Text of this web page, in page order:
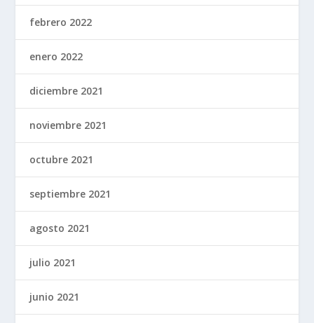
febrero 2022
enero 2022
diciembre 2021
noviembre 2021
octubre 2021
septiembre 2021
agosto 2021
julio 2021
junio 2021